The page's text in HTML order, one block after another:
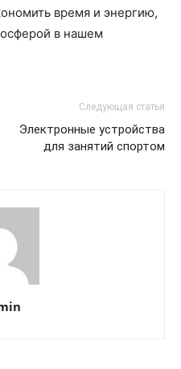
время и энергию,
в нашем
Следующая статья
Электронные устройства
для занятий спортом